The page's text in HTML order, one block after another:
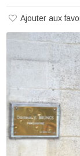
Ajouter aux